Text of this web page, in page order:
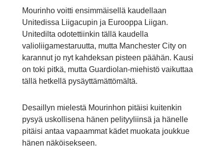
Mourinho voitti ensimmäisellä kaudellaan
Unitedissa Liigacupin ja Eurooppa Liigan.
Unitedilta odotettiinkin tällä kaudella
valioliigamestaruutta, mutta Manchester City on
karannut jo nyt kahdeksan pisteen päähän. Kausi
on toki pitkä, mutta Guardiolan-miehistö vaikuttaa
tällä hetkellä pysäyttämättömältä.
Desaillyn mielestä Mourinhon pitäisi kuitenkin
pysyä uskollisena hänen pelityyliinsä ja hänelle
pitäisi antaa vapaammat kädet muokata joukkue
hänen näköisekseen.